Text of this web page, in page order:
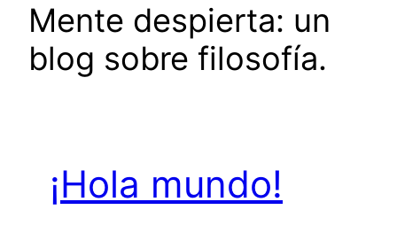
Mente despierta: un
blog sobre filosofía.
¡Hola mundo!